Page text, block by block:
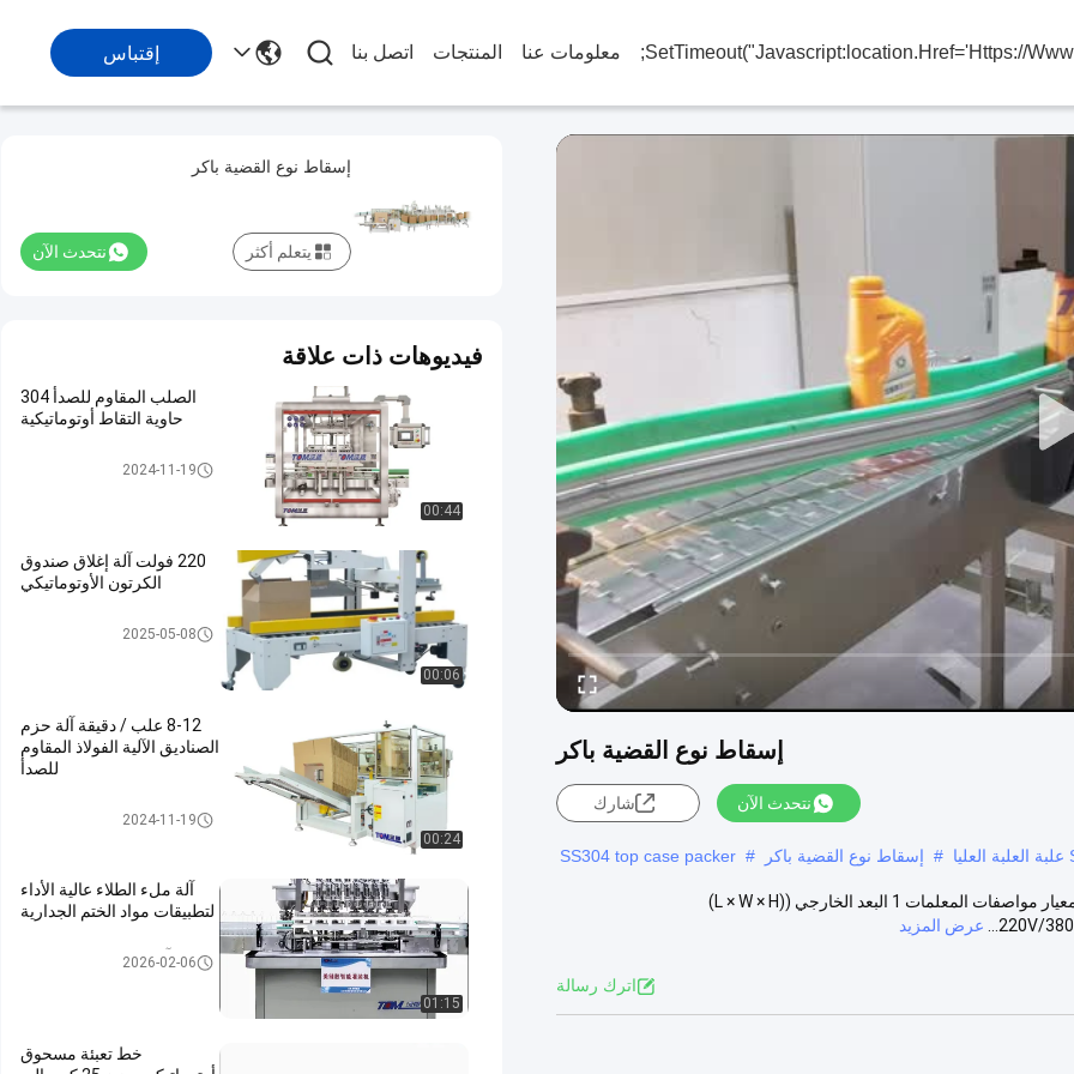
معلومات عنا المنتجات اتصل بنا إقتباس
إسقاط نوع القضية باكر
نتحدث الآن شارك
# إسقاط نوع القضية باكر #
SS304 top case packer
حاوية حاوية حاوية حاوية حاوية حاوية حاوية المعلمات التقنية: لا، لا، لا اسم المعيار مواصفات المعلمات 1 البعد الخارجي ((L × W × H)
عرض المزيد
اترك رسالة
إسقاط نوع القضية باكر
نتحدث الآن يتعلم أكثر
فيديوهات ذات علاقة
00:44
الصلب المقاوم للصدأ 304
حاوية التقاط أوتوماتيكية
2024-11-19
00:06
220 فولت آلة إغلاق صندوق
الكرتون الأوتوماتيكي
2025-05-08
00:24
8-12 علب / دقيقة آلة حزم
الصناديق الآلية الفولاذ المقاوم
للصدأ
2024-11-19
01:15
آلة ملء الطلاء عالية الأداء
لتطبيقات مواد الختم الجدارية
آلة تغليف المواد الكيميائية
2026-02-06
خط تعبئة مسحوق